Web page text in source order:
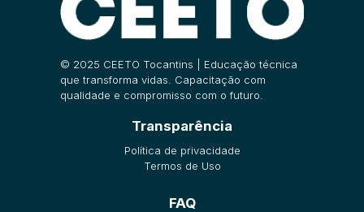
© 2025 CEETO Tocantins | Educação técnica
que transforma vidas. Capacitação com
qualidade e compromisso com o futuro.
Transparência
Política de privacidade
Termos de Uso
FAQ